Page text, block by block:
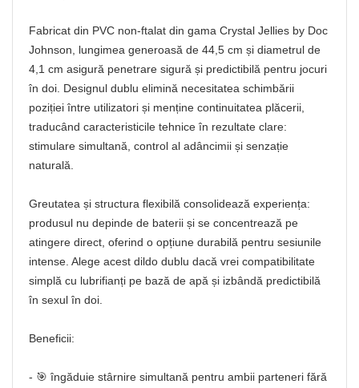
Fabricat din PVC non-ftalat din gama Crystal Jellies by Doc
Johnson, lungimea generoasă de 44,5 cm și diametrul de
4,1 cm asigură penetrare sigură și predictibilă pentru jocuri
în doi. Designul dublu elimină necesitatea schimbării
poziției între utilizatori și menține continuitatea plăcerii,
traducând caracteristicile tehnice în rezultate clare:
stimulare simultană, control al adâncimii și senzație
naturală.
Greutatea și structura flexibilă consolidează experiența:
produsul nu depinde de baterii și se concentrează pe
atingere direct, oferind o opțiune durabilă pentru sesiunile
intense. Alege acest dildo dublu dacă vrei compatibilitate
simplă cu lubrifianți pe bază de apă și izbândă predictibilă
în sexul în doi.
Beneficii:
- 🎯 îngăduie stârnire simultană pentru ambii parteneri fără